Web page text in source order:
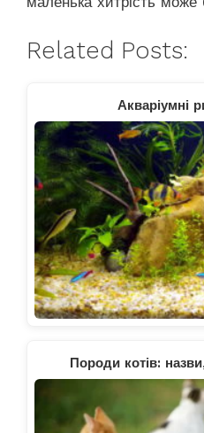
Related Posts:
Акваріумні
Породи котів: